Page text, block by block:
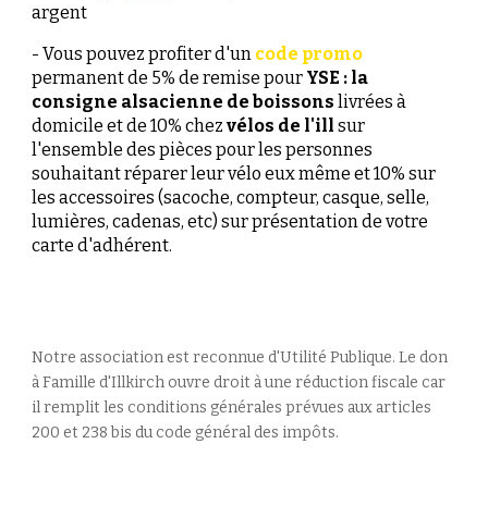
argent
- Vous pouvez profiter d'un code promo
permanent de 5% de remise pour YSE : la
consigne alsacienne de boissons livrées à
domicile et de 10% chezvélos de l'ill sur
l'ensemble des pièces pour les personnes
souhaitant réparer leur vélo eux même et 10% sur
les accessoires (sacoche, compteur, casque, selle,
lumières, cadenas, etc) sur présentation de votre
carte d'adhérent.
Notre association est reconnue d'UtilitéPublique. Le don
à Famille d'Illkirch ouvre droit à une réduction fiscale car
il remplit les conditions générales prévues aux articles
200 et 238 bis du code général des impôts.